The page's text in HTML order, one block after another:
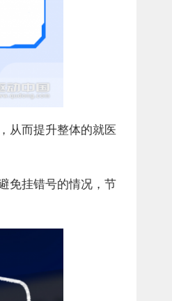
从而提升整体的就医
免挂错号的情况，节